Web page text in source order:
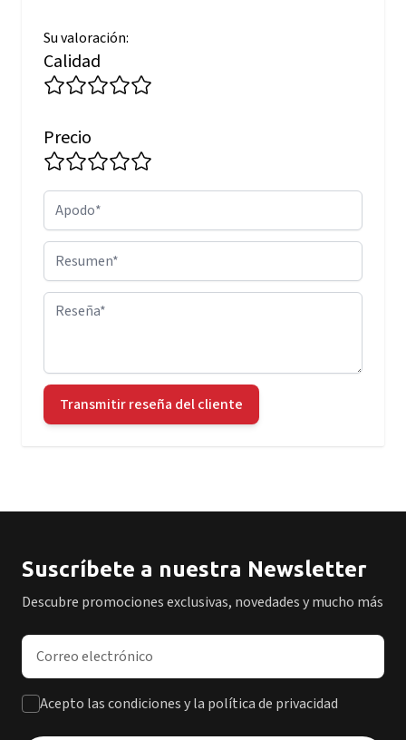
Su valoración:
Calidad
Precio
Apodo
Resumen
Reseña
Transmitir reseña del cliente
Suscríbete a nuestra Newsletter
Descubre promociones exclusivas, novedades y mucho más
Dirección de correo electrónico
Acepto las condiciones y la política de privacidad